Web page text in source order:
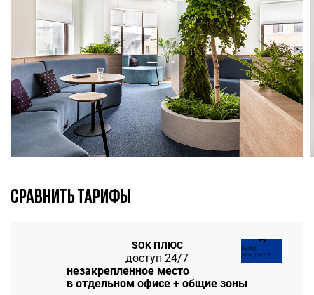
СРАВНИТЬ ТАРИФЫ
★
Выбор
резидентов
SOK ПЛЮС
доступ 24/7
незакрепленное место
в отдельном офисе + общие зоны